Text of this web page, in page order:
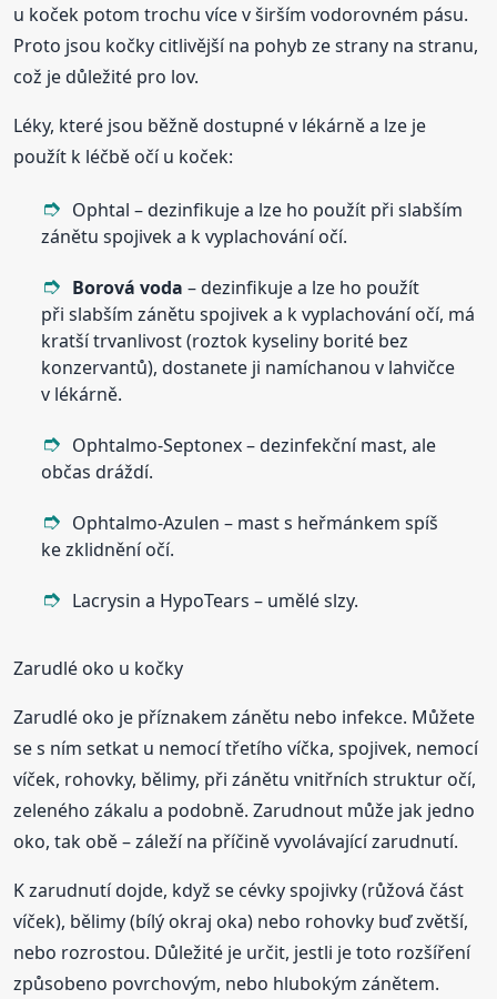
u koček potom trochu více v širším vodorovném pásu.
Proto jsou kočky citlivější na pohyb ze strany na stranu,
což je důležité pro lov.
Léky, které jsou běžně dostupné v lékárně a lze je
použít k léčbě očí u koček:
Ophtal – dezinfikuje a lze ho použít při slabším
zánětu spojivek a k vyplachování očí.
Borová voda – dezinfikuje a lze ho použít
při slabším zánětu spojivek a k vyplachování očí, má
kratší trvanlivost (roztok kyseliny borité bez
konzervantů), dostanete ji namíchanou v lahvičce
v lékárně.
Ophtalmo-Septonex – dezinfekční mast, ale
občas dráždí.
Ophtalmo-Azulen – mast s heřmánkem spíš
ke zklidnění očí.
Lacrysin a HypoTears – umělé slzy.
Zarudlé oko u kočky
Zarudlé oko je příznakem zánětu nebo infekce. Můžete
se s ním setkat u nemocí třetího víčka, spojivek, nemocí
víček, rohovky, bělimy, při zánětu vnitřních struktur očí,
zeleného zákalu a podobně. Zarudnout může jak jedno
oko, tak obě – záleží na příčině vyvolávající zarudnutí.
K zarudnutí dojde, když se cévky spojivky (růžová část
víček), bělimy (bílý okraj oka) nebo rohovky buď zvětší,
nebo rozrostou. Důležité je určit, jestli je toto rozšíření
způsobeno povrchovým, nebo hlubokým zánětem.